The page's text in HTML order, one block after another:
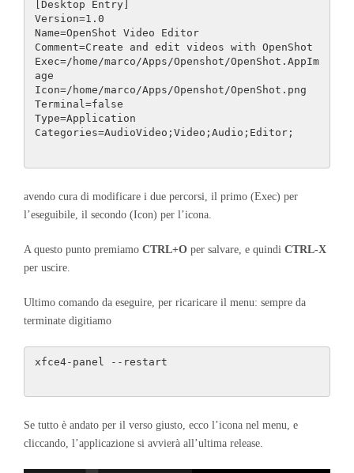
[Desktop Entry]
Version=1.0
Name=OpenShot Video Editor
Comment=Create and edit videos with OpenShot
Exec=/home/marco/Apps/Openshot/OpenShot.AppIm
age
Icon=/home/marco/Apps/Openshot/OpenShot.png
Terminal=false
Type=Application
Categories=AudioVideo;Video;Audio;Editor;
avendo cura di modificare i due percorsi, il primo (Exec) per
l’eseguibile, il secondo (Icon) per l’icona.
A questo punto premiamo CTRL+O per salvare, e quindi CTRL-X
per uscire.
Ultimo comando da eseguire, per ricaricare il menu: sempre da
terminate digitiamo
xfce4-panel --restart
Se tutto è andato per il verso giusto, ecco l’icona nel menu, e
cliccando, l’applicazione si avvierà all’ultima release.